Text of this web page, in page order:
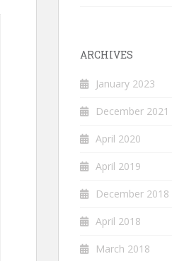
ARCHIVES
January 2023
December 2021
April 2020
April 2019
December 2018
April 2018
March 2018